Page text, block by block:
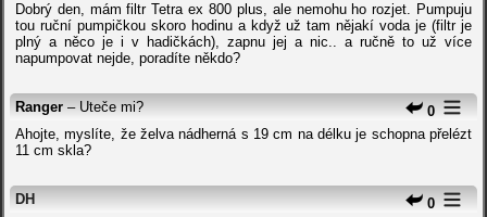
Dobrý den, mám filtr Tetra ex 800 plus, ale nemohu ho rozjet. Pumpuju
tou ruční pumpičkou skoro hodinu a když už tam nějakí voda je (filtr je
plný a něco je i v hadičkách), zapnu jej a nic.. a ručně to už více
napumpovat nejde, poradíte někdo?
0
Ranger– Uteče mi?
Ahojte, myslíte, že želva nádherná s 19 cm na délku je schopna přelézt
11 cm skla?
0
DH